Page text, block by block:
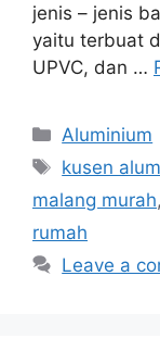
jenis – jenis
yaitu terbuat
UPVC, dan …
Categories
Aluminium
Tags
kusen
malang murah,
rumah
Leave a